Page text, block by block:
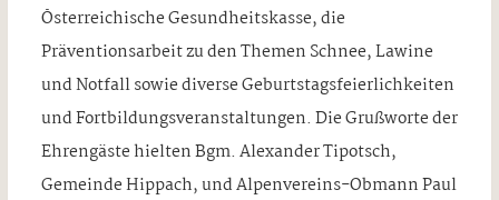
Österreichische Gesundheitskasse, die
Präventionsarbeit zu den Themen Schnee, Lawine
und Notfall sowie diverse Geburtstagsfeierlichkeiten
und Fortbildungsveranstaltungen. Die Grußworte der
Ehrengäste hielten Bgm. Alexander Tipotsch,
Gemeinde Hippach, und Alpenvereins-Obmann Paul